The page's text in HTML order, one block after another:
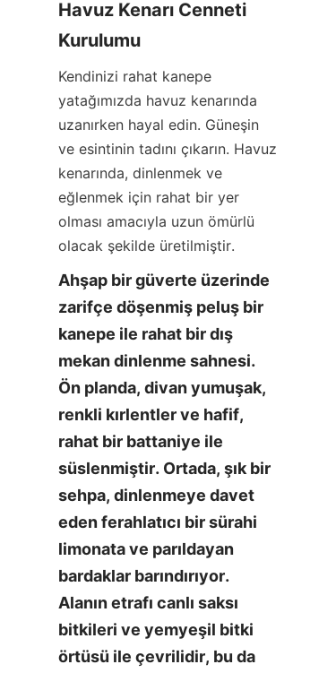
Havuz Kenarı Cenneti
Kurulumu
Kendinizi rahat kanepe
yatağımızda havuz kenarında
uzanırken hayal edin. Güneşin
ve esintinin tadını çıkarın. Havuz
kenarında, dinlenmek ve
eğlenmek için rahat bir yer
olması amacıyla uzun ömürlü
olacak şekilde üretilmiştir.
Ahşap bir güverte üzerinde
zarifçe döşenmiş peluş bir
kanepe ile rahat bir dış
mekan dinlenme sahnesi.
Ön planda, divan yumuşak,
renkli kırlentler ve hafif,
rahat bir battaniye ile
süslenmiştir. Ortada, şık bir
sehpa, dinlenmeye davet
eden ferahlatıcı bir sürahi
limonata ve parıldayan
bardaklar barındırıyor.
Alanın etrafı canlı saksı
bitkileri ve yemyeşil bitki
örtüsü ile çevrilidir, bu da